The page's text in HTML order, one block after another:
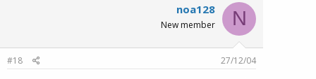
N
noa128
New member
27/12/04
#18